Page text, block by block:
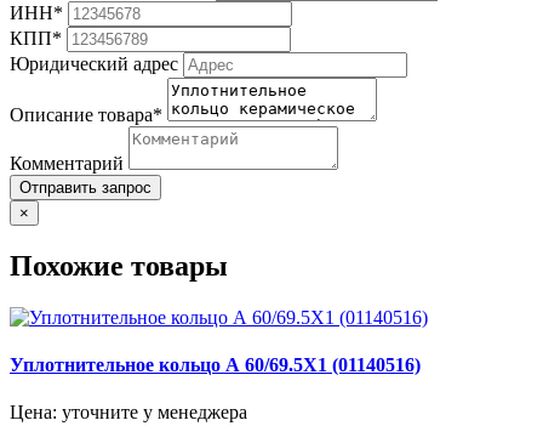
ИНН*
КПП*
Юридический адрес
Описание товара*
Комментарий
Отправить запрос
×
Похожие товары
Уплотнительное кольцо А 60/69.5Х1 (01140516)
Цена: уточните у менеджера